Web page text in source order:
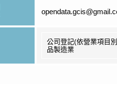
公司登記(依營業項目
品製造業